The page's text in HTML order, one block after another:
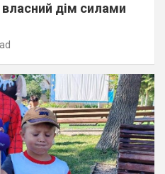
дім силами